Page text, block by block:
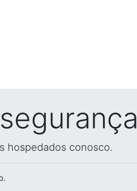
hospedados conosco.